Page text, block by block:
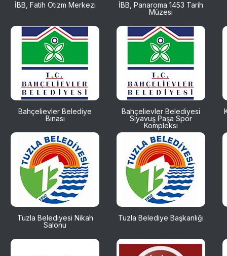
İBB, Fatih Otizm Merkezi
İBB, Panaroma 1453 Tarih
Müzesi
Bahçelievler Belediye
Binası
Bahçelievler Belediyesi
Siyavuş Paşa Spor
Kompleksi
Tuzla Belediyesi Nikah
Salonu
Tuzla Belediye Başkanlığı